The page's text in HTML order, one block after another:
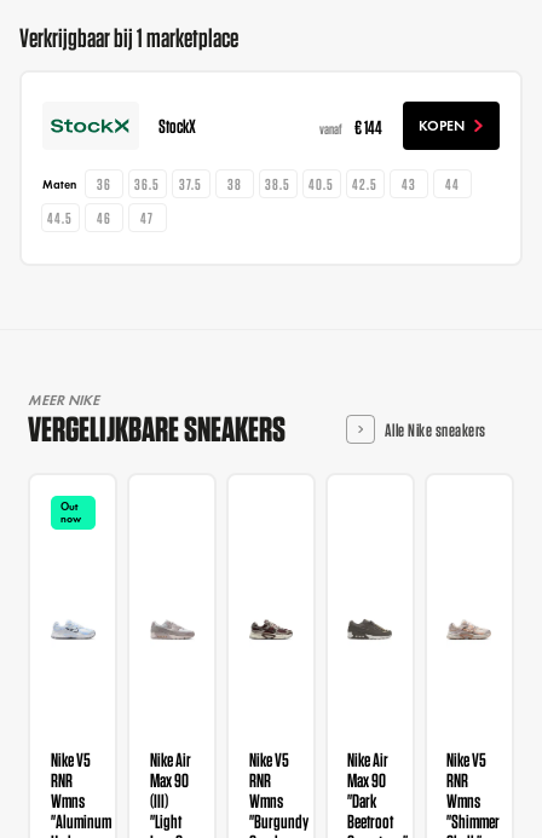
Verkrijgbaar bij 1 marketplace
StockX vanaf € 144 KOPEN
Maten 36 36.5 37.5 38 38.5 40.5 42.5 43
44
44.5
46 47
MEER NIKE
VERGELIJKBARE SNEAKERS Alle Nike sneakers
Out
now
Nike V5
RNR
Wmns
"Aluminum
Nike Air
Max 90
(III)
"Light
Nike V5
RNR
Wmns
"Burgundy
Nike Air
Max 90
"Dark
Beetroot
Nike V5
RNR
Wmns
"Shimmer